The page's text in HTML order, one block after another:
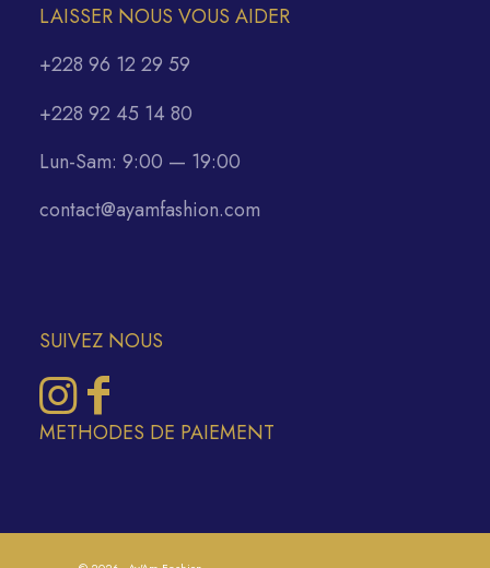
LAISSER NOUS VOUS AIDER
+228 96 12 29 59
+228 92 45 14 80
Lun-Sam: 9:00 — 19:00
contact@ayamfashion.com
SUIVEZ NOUS
METHODES DE PAIEMENT